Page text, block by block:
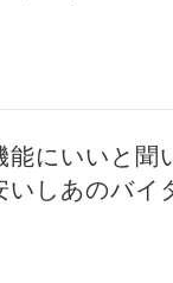
能にいいと聞
いしあのバイ